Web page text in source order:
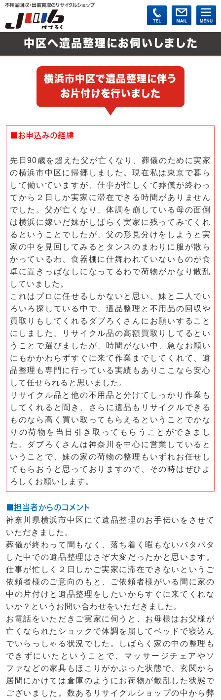
中区へ遺品整理にお伺いしました
横浜市中区で遺品整理に伴う
お片付けを行いました
■お申込みの経緯
先日90歳を超えた父が亡くなり、葬儀のために実家
の横浜市中区に帰郷しました。現在私は東京で暮ら
して働いていますが、仕事が忙しくて葬儀が終わっ
てから２日しか実家に滞在できる時間がありません
でした。父が亡くなり、体調を崩している母の面倒
は横浜に嫁いだ妹がしばらく実家に残ってみてくれ
るということでしたが、父の形見分けをしようと実
家の中を見回してみるとタンスのまわりに服が散ら
かっているわ、食器棚に仕舞われていないものが食
卓に置きっぱなしになってるわで荷物がかなり散乱
していました。
これはプロに任せるしかないと思い、妹と二人でい
ろいろ探している中で、遺品整理と不用品の回収や
買取りもしてくれるダブろくさんにお願いすること
にしました。リサイクル品の高額買取りしてるとい
うことで選びましたが、時間がない中、急なお願い
にもかかわらずすぐに来て作業までしてくれて、遺
品整理も専門に行っている実績もありここなら安心
して任せられると思いました。
リサイクル品と他の不用品と分けてしっかり作業も
してくれると聞き、さらに遺品もリサイクルできる
ものなら高く買い取ってもらえるということでかな
りの荷物を当日引き取ってもらうことができまし
た。ダブろくさんは神奈川を中心に営業していると
いうことで、妹の家の荷物の整理もいずれお任せし
てもらおうと思っておりますので、その時はぜひよ
ろしくお願いします。
■担当者からのコメント
神奈川県横浜市中区にて遺品整理のお手伝いをさせて
いただきました。
葬儀が終わって間もなく、落ち着く暇もないバタバタ
した中での遺品整理はさぞ大変だったかと思います。
仕事が忙しく２日しかご実家に滞在できないというご
依頼者様のご意向のもと、ご依頼者様がいる間に家の
中の片付けと遺品整理をしたいからすぐに来てくれな
いか？というお問い合わせをいただきました。
お電話をいただきご実家に伺うと、お母様はお父様が
亡くなられたショックで体調を崩してベッドで寝込ん
でいらっしゃる状況でした。しばらく家の中の整理も
できずにいたということで、マッサージチェアやソ
ファなどの家具もほこりがかぶった状態で、玄関から
居間にかけては倉庫のようにお荷物が散乱した状態で
ございました。数あるリサイクルショップの中から弊